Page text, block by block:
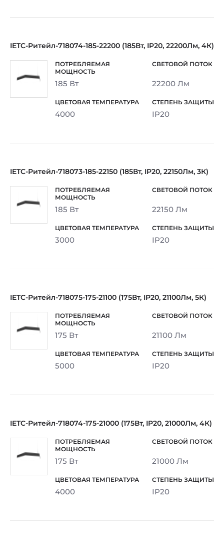
IETC-Ритейл-718074-185-22200 (185Вт, IP20, 22200Лм, 4К)
185 Вт 22200 Лм
4000 IP20
IETC-Ритейл-718073-185-22150 (185Вт, IP20, 22150Лм, 3К)
185 Вт 22150 Лм
3000 IP20
IETC-Ритейл-718075-175-21100 (175Вт, IP20, 21100Лм, 5К)
175 Вт 21100 Лм
5000 IP20
IETC-Ритейл-718074-175-21000 (175Вт, IP20, 21000Лм, 4К)
175 Вт 21000 Лм
4000 IP20